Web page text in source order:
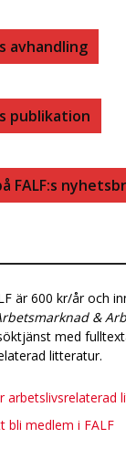
avhandling
publikation
FALF:s
är 600 kr/år och
&
med
litteratur.
arbetslivsrelaterad
bli medlem i FALF